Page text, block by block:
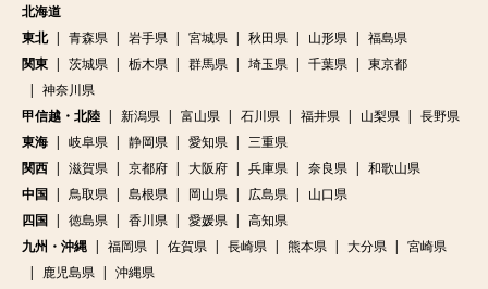
北海道
東北
青森県 岩手県 宮城県 秋田県 山形県
福島県
関東
茨城県 栃木県 群馬県 埼玉県 千葉県
東京都
神奈川県
甲信越・北陸
新潟県 富山県 石川県 福井県 山梨県
長野県
東海
岐阜県 静岡県 愛知県
三重県
関西
滋賀県 京都府 大阪府 兵庫県 奈良県
和歌山県
中国
鳥取県 島根県 岡山県 広島県
山口県
四国
徳島県 香川県 愛媛県
高知県
九州・沖縄
福岡県 佐賀県 長崎県 熊本県 大分県
宮崎県
鹿児島県
沖縄県